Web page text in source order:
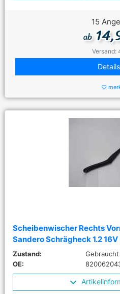
15
ab
Versand:
Details
favorite_border
Scheibenwischer Rechts
Sandero Schrägheck 1.2
Zustand:
Gebraucht
OE: